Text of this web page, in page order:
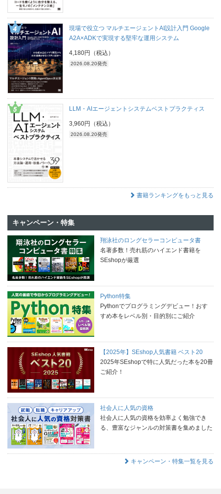
現場で役立つ マルチエージェントAI設計入門 Google
A2A×ADKで実現する堅牢な運用システム
4,180円（税込）
2026.08.20発売
LLM・AIエージェントシステムベストプラクティス
3,960円（税込）
2026.08.20発売
書籍ランキングをもっと見る
キャンペーン・特集
翔泳社のロングセラーコンピュータ書
名著多数！売れ筋のハイエンド書籍を
SEshopが厳選
Python特集
Pythonでプログラミングデビュー！おす
すめ本をレベル別・目的別にご紹介
【2025年】SEshop人気書籍 ベスト20
2025年SEshopで特に人気だった本を20冊
ご紹介！
社会人に人気の資格
社会人に人気の資格を効率よく勉強でき
る、豊富なジャンルの対策書を集めました
キャンペーン・特集一覧を見る